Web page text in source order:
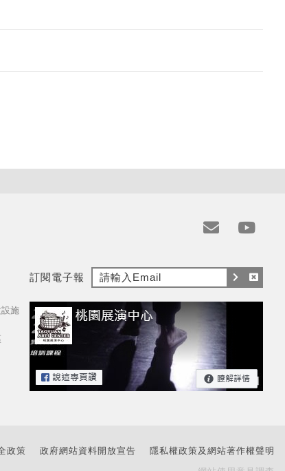
m
a
i
l
t
施
訂閱電子報
訂
取
政策 政府網站資料開放宣告
隱私權政策及網站著作權聲明